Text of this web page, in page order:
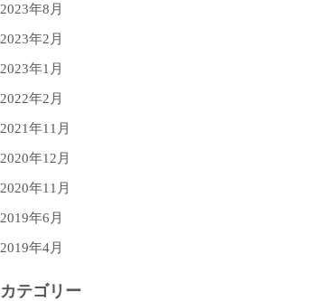
2023年8月
2023年2月
2023年1月
2022年2月
2021年11月
2020年12月
2020年11月
2019年6月
2019年4月
カテゴリー